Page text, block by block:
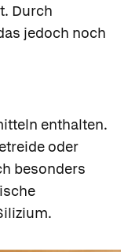
Durch
jedoch noch
enthalten.
oder
besonders